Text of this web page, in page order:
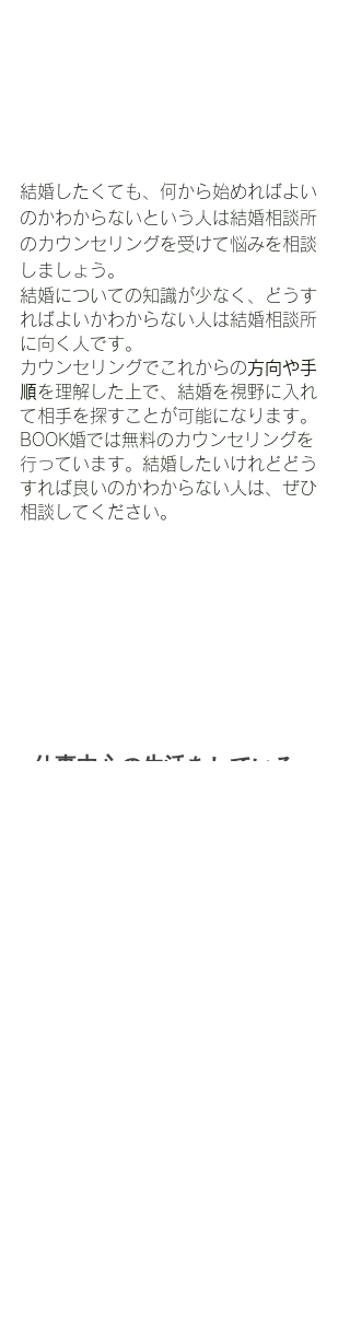
結婚したくても、何から始めればよい
のかわからないという人は結婚相談所
のカウンセリングを受けて悩みを相談
しましょう。
結婚についての知識が少なく、どうす
ればよいかわからない人は結婚相談所
に向く人です。
カウンセリングでこれからの方向や手
順を理解した上で、結婚を視野に入れ
て相手を探すことが可能になります。
BOOK婚では無料のカウンセリングを
行っています。結婚したいけれどどう
すれば良いのかわからない人は、ぜひ
相談してください。
■仕事中心の生活をしている